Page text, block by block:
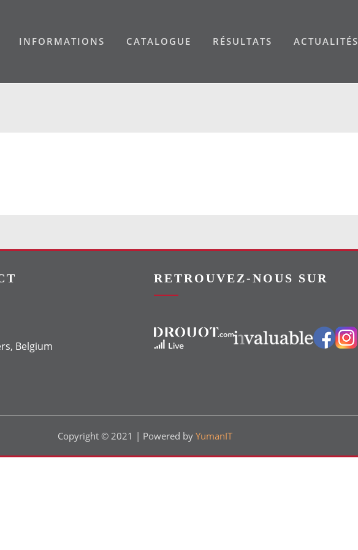
INFORMATIONS CATALOGUE RÉSULTATS ACTUALITÉS
Belgium
RETROUVEZ-NOUS SUR
Vers le site Drouot Vers le site Invaluable Vers notre groupe Facebook Vers notre page Instagram
Copyright © 2021 | Powered by YumanIT